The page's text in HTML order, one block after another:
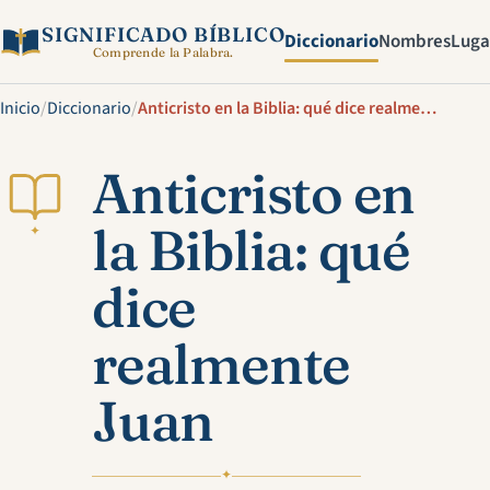
SIGNIFICADO BÍBLICO
Comprende la Palabra. DiccionarioNombres
Inicio/Diccionario/ Anticristo en la Biblia: qué dice realmente Juan
✦
Anticristo en
la Biblia: qué
dice
realmente
Juan
✦